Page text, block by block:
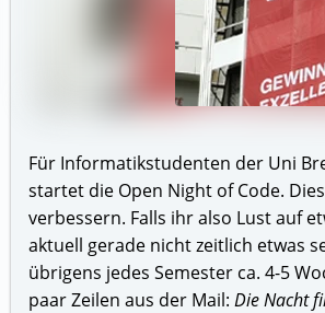
Für Informatikstudenten der Uni
startet die Open Night of Code.
verbessern. Falls ihr also Lust auf
aktuell gerade nicht zeitlich etwas
übrigens jedes Semester ca. 4-5
paar Zeilen aus der Mail: Die Nacht